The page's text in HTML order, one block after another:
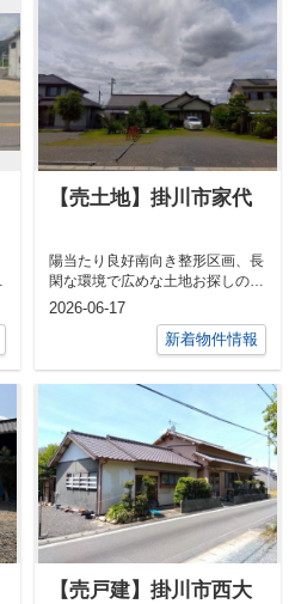
【売土地】掛川市家代
陽当たり良好南向き整形区画、長
閑な環境で広めな土地お探しの方
には最適。桜木小・桜が丘中・こ
2026-06-17
新着物件情報
【売戸建】掛川市西大